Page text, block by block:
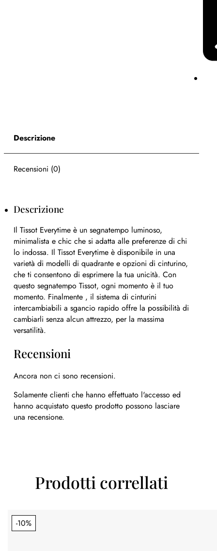
Descrizione
Recensioni (0)
Descrizione
Il Tissot Everytime è un segnatempo luminoso,
minimalista e chic che si adatta alle preferenze di chi
lo indossa. Il Tissot Everytime è disponibile in una
varietà di modelli di quadrante e opzioni di cinturino,
che ti consentono di esprimere la tua unicità. Con
questo segnatempo Tissot, ogni momento è il tuo
momento. Finalmente , il sistema di cinturini
intercambiabili a sgancio rapido offre la possibilità di
cambiarli senza alcun attrezzo, per la massima
versatilità.
Recensioni
Ancora non ci sono recensioni.
Solamente clienti che hanno effettuato l'accesso ed
hanno acquistato questo prodotto possono lasciare
una recensione.
Prodotti correllati
-10%